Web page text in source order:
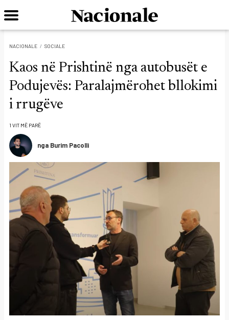
NACIONALE SOCIALE
Kaos në Prishtinë nga autobusët e
Podujevës: Paralajmërohet bllokimi
i rrugëve
1 VIT MË PARË
nga Burim Pacolli